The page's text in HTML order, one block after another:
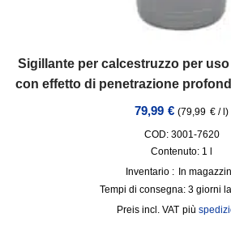
Sigillante per calcestruzzo per
con effetto di penetrazione
79,99 € (79,99 € /l)
COD: 3001-7620
Contenuto: 1
Inventario : In
Tempi di consegna: 3 giorni
incl. VAT più